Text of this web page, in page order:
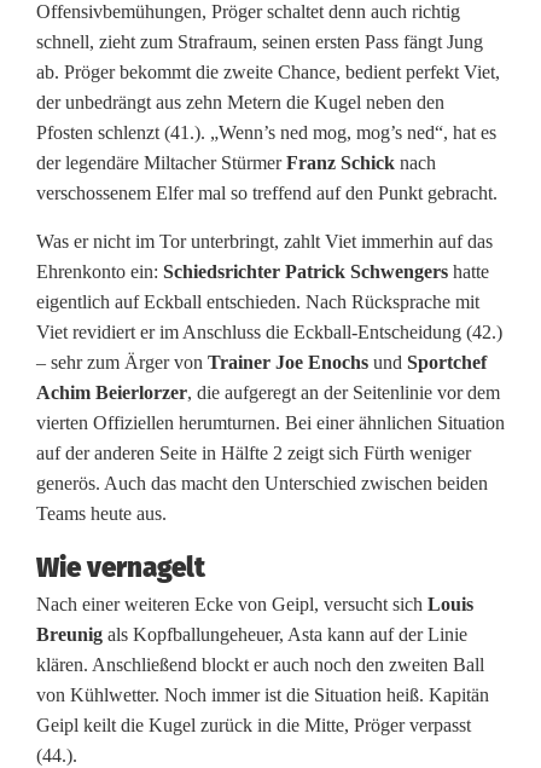
Offensivbemühungen, Pröger schaltet denn auch richtig
schnell, zieht zum Strafraum, seinen ersten Pass fängt Jung
ab. Pröger bekommt die zweite Chance, bedient perfekt Viet,
der unbedrängt aus zehn Metern die Kugel neben den
Pfosten schlenzt (41.). „Wenn’s ned mog, mog’s ned“, hat es
der legendäre Miltacher StürmerFranz Schick nach
verschossenem Elfer mal so treffend auf den Punkt gebracht.
Was er nicht im Tor unterbringt, zahlt Viet immerhin auf das
Ehrenkonto ein: Schiedsrichter Patrick Schwengers hatte
eigentlich auf Eckball entschieden. Nach Rücksprache mit
Viet revidiert er im Anschluss die Eckball-Entscheidung (42.)
– sehr zum Ärger von Trainer Joe Enochs und Sportchef
Achim Beierlorzer, die aufgeregt an der Seitenlinie vor dem
vierten Offiziellen herumturnen. Bei einer ähnlichen Situation
auf der anderen Seite in Hälfte 2 zeigt sich Fürth weniger
generös. Auch das macht den Unterschied zwischen beiden
Teams heute aus.
Wie vernagelt
Nach einer weiteren Ecke von Geipl, versucht sich Louis
Breunig als Kopfballungeheuer, Asta kann auf der Linie
klären. Anschließend blockt er auch noch den zweiten Ball
von Kühlwetter. Noch immer ist die Situation heiß. Kapitän
Geipl keilt die Kugel zurück in die Mitte, Pröger verpasst
(44.).